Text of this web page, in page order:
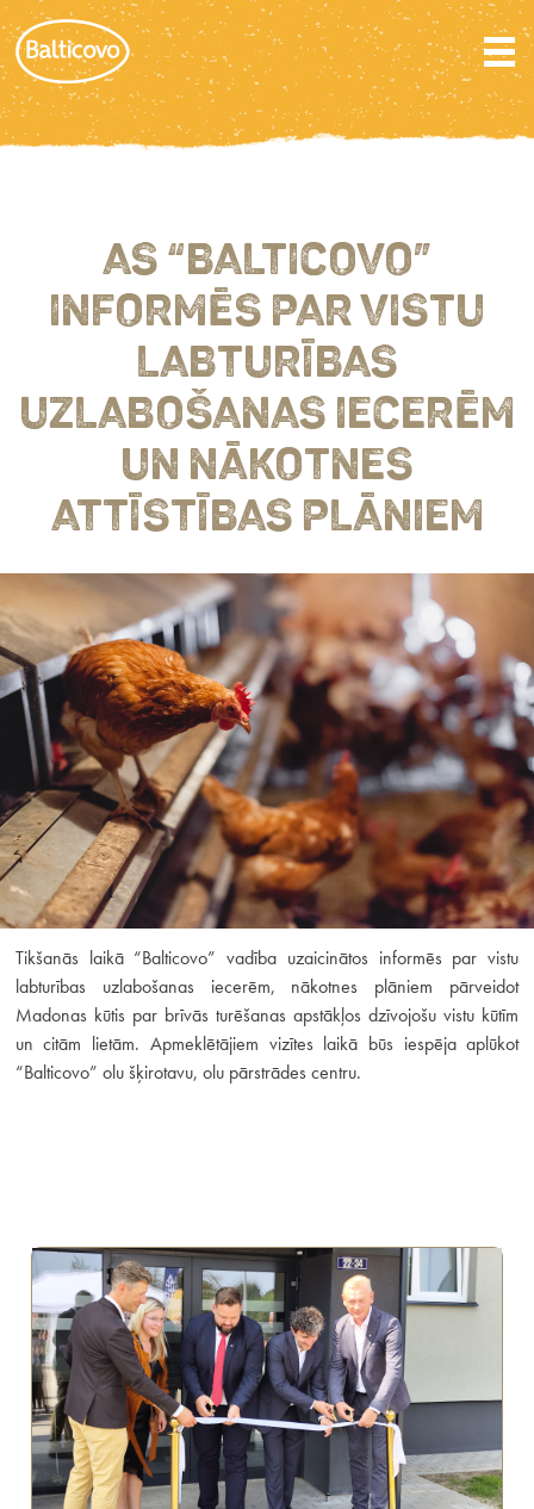
AS “BALTICOVO”
INFORMĒS PAR VISTU
LABTURĪBAS
UZLABOŠANAS IECERĒM
UN NĀKOTNES
ATTĪSTĪBAS PLĀNIEM
Tikšanās laikā “Balticovo” vadība uzaicinātos informēs par vistu
labturības uzlabošanas iecerēm, nākotnes plāniem pārveidot
Madonas kūtis par brīvās turēšanas apstākļos dzīvojošu vistu kūtīm
un citām lietām. Apmeklētājiem vizītes laikā būs iespēja aplūkot
“Balticovo” olu šķirotavu, olu pārstrādes centru.